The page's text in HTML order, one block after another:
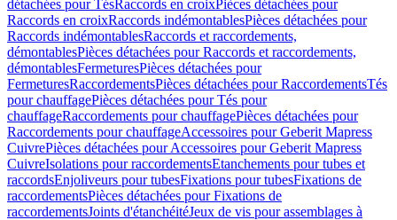
détachées pour TésRaccords en croixPièces détachées pour
Raccords en croixRaccords indémontablesPièces détachées pour
Raccords indémontablesRaccords et raccordements,
démontablesPièces détachées pour Raccords et raccordements,
démontablesFermeturesPièces détachées pour
FermeturesRaccordementsPièces détachées pour RaccordementsTés
pour chauffagePièces détachées pour Tés pour
chauffageRaccordements pour chauffagePièces détachées pour
Raccordements pour chauffageAccessoires pour Geberit Mapress
CuivrePièces détachées pour Accessoires pour Geberit Mapress
CuivreIsolations pour raccordementsEtanchements pour tubes et
raccordsEnjoliveurs pour tubesFixations pour tubesFixations de
raccordementsPièces détachées pour Fixations de
raccordementsJoints d'étanchéitéJeux de vis pour assemblages à